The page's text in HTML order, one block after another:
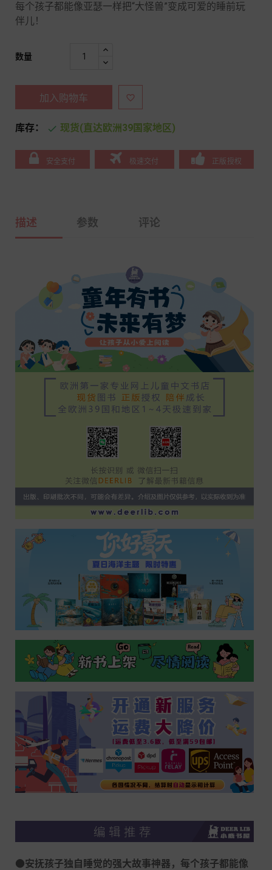
每个孩子都能像亚瑟一样把“大怪兽”变成可爱的睡前玩
伴儿！
数量
加入购物车 
库存：  现货(直达欧洲39国家地区)
安全支付 极速交付 正版授权
描述 参数 评论
●安抚孩子独自睡觉的强大故事神器，每个孩子都能像